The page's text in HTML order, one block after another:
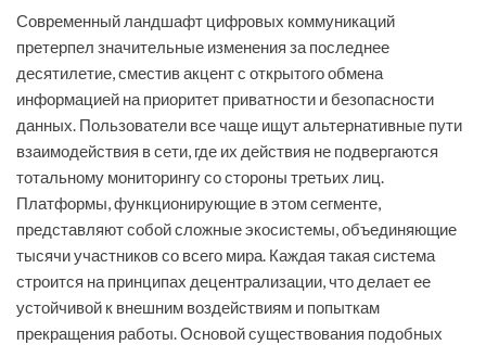
Современный ландшафт цифровых коммуникаций
претерпел значительные изменения за последнее
десятилетие, сместив акцент с открытого обмена
информацией на приоритет приватности и безопасности
данных. Пользователи все чаще ищут альтернативные пути
взаимодействия в сети, где их действия не подвергаются
тотальному мониторингу со стороны третьих лиц.
Платформы, функционирующие в этом сегменте,
представляют собой сложные экосистемы, объединяющие
тысячи участников со всего мира. Каждая такая система
строится на принципах децентрализации, что делает ее
устойчивой к внешним воздействиям и попыткам
прекращения работы. Основой существования подобных